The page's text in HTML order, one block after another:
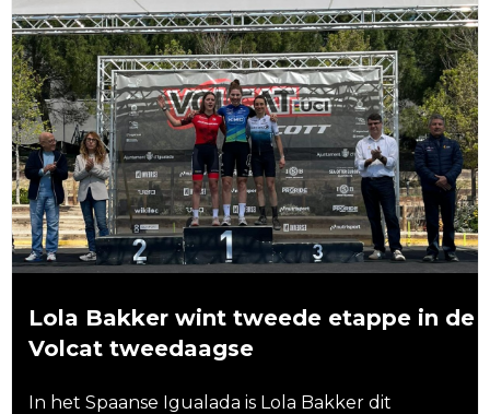
Lola Bakker wint tweede etappe in de
Volcat tweedaagse
In het Spaanse Igualada is Lola Bakker dit